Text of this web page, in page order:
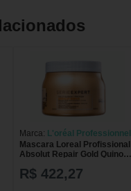
Marca: L'oréal Professionnel
Mascara Loreal Profissional
Absolut Repair Gold Quinoa
R$ 422,27